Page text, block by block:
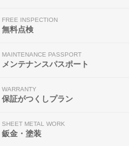
FREE INSPECTION
無料点検
MAINTENANCE PASSPORT
メンテナンスパスポート
WARRANTY
保証がつくしプラン
SHEET METAL WORK
鈑金・塗装